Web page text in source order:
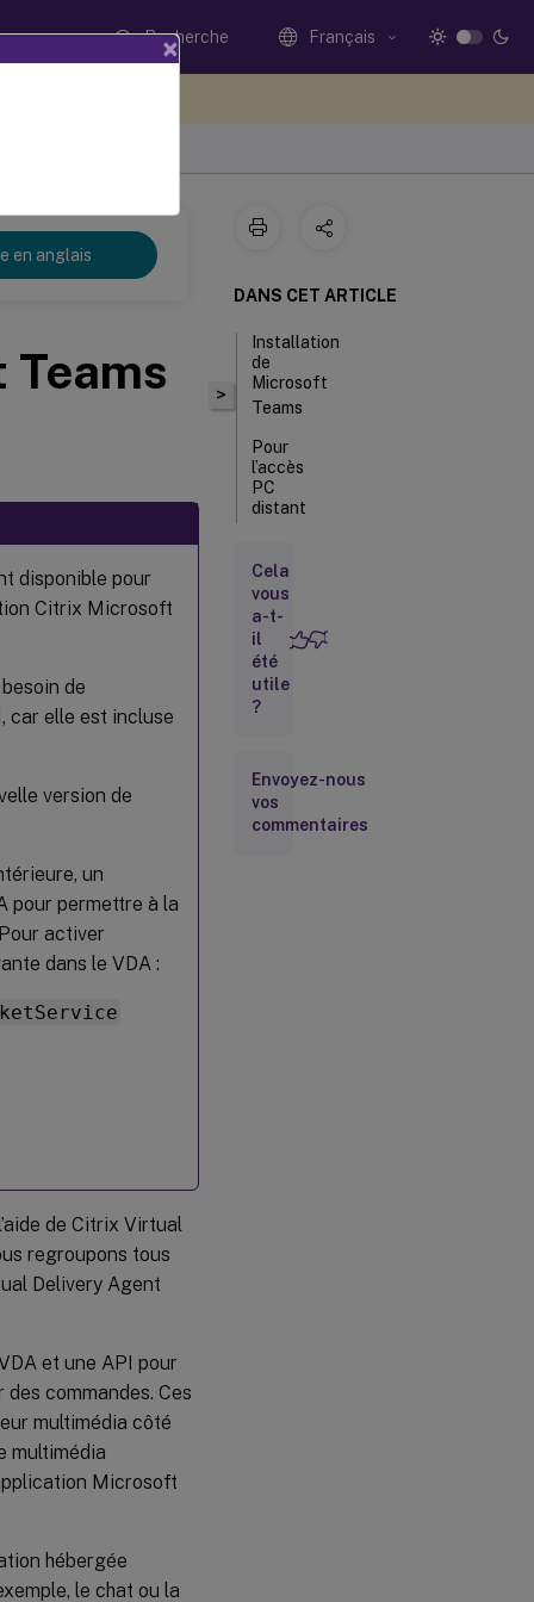
Recherche Français
en anglais
disponible pour
Citrix Microsoft
de
, car elle est incluse
version de
un
pour permettre à la
activer
dans le VDA :
de Citrix Virtual
regroupons tous
Delivery Agent
et une API pour
commandes. Ces
multimédia côté
multimédia
Microsoft
hébergée
le chat ou la
>
DANS CET ARTICLE
Installation
de
Microsoft
Teams
Pour
l’accès
PC
distant
Pour
App
Layering
Recommandations
pour la gestion
système
requise
Cela
vous
a-t-
il
été
utile
?
Envoyez-nous
vos
commentaires
×